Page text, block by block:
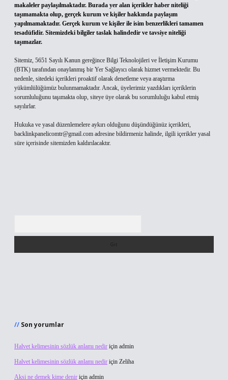
makaleler paylaşılmaktadır. Burada yer alan içerikler haber niteliği
taşımamakta olup, gerçek kurum ve kişiler hakkında paylaşım
yapılmamaktadır. Gerçek kurum ve kişiler ile isim benzerlikleri tamamen
tesadüfidir. Sitemizdeki bilgiler taslak halindedir ve tavsiye niteliği
taşımazlar.
Sitemiz, 5651 Sayılı Kanun gereğince Bilgi Teknolojileri ve İletişim Kurumu
(BTK) tarafından onaylanmış bir Yer Sağlayıcı olarak hizmet vermektedir. Bu
nedenle, sitedeki içerikleri proaktif olarak denetleme veya araştırma
yükümlülüğümüz bulunmamaktadır. Ancak, üyelerimiz yazdıkları içeriklerin
sorumluluğunu taşımakta olup, siteye üye olarak bu sorumluluğu kabul etmiş
sayılırlar.
Hukuka ve yasal düzenlemelere aykırı olduğunu düşündüğünüz içerikleri,
backlinkpanelicomtr@gmail.com adresine bildirmeniz halinde, ilgili içerikler yasal
süre içerisinde sitemizden kaldırılacaktır.
Son yorumlar
Halvet kelimesinin sözlük anlamı nedir için admin
Halvet kelimesinin sözlük anlamı nedir için Zeliha
Aksi ne demek kime denir için admin